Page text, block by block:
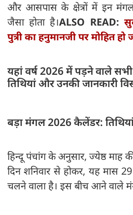
और आसपास के क्षेत्रों में इन
जैसा होता है।ALSO READ:
पुत्री का हनुमानजी पर मोहित हो
यहां वर्ष 2026 में पड़ने वाले
तिथियां और उनकी जानकारी
बड़ा मंगल 2026 कैलेंडर:
हिन्दू पंचांग के अनुसार, ज्येष्ठ
दिन शनिवार से होकर, यह मास
चलने वाला है। इस बीच आने वाले